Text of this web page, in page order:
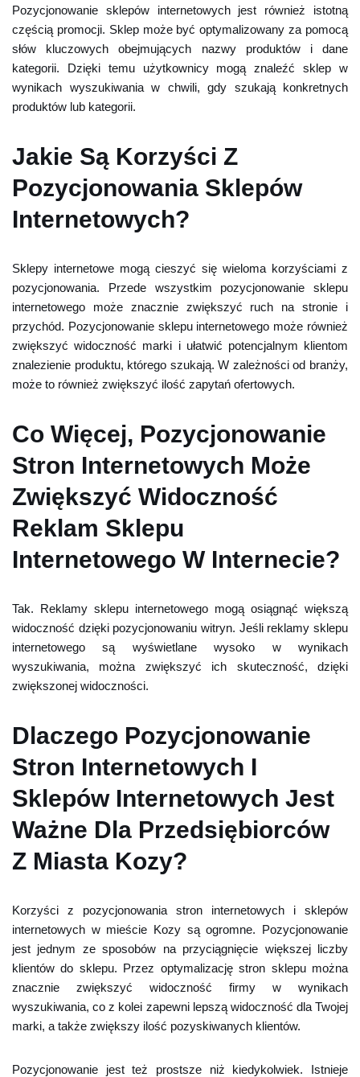
Pozycjonowanie sklepów internetowych jest również istotną
częścią promocji. Sklep może być optymalizowany za pomocą
słów kluczowych obejmujących nazwy produktów i dane
kategorii. Dzięki temu użytkownicy mogą znaleźć sklep w
wynikach wyszukiwania w chwili, gdy szukają konkretnych
produktów lub kategorii.
Jakie Są Korzyści Z
Pozycjonowania Sklepów
Internetowych?
Sklepy internetowe mogą cieszyć się wieloma korzyściami z
pozycjonowania. Przede wszystkim pozycjonowanie sklepu
internetowego może znacznie zwiększyć ruch na stronie i
przychód. Pozycjonowanie sklepu internetowego może również
zwiększyć widoczność marki i ułatwić potencjalnym klientom
znalezienie produktu, którego szukają. W zależności od branży,
może to również zwiększyć ilość zapytań ofertowych.
Co Więcej, Pozycjonowanie
Stron Internetowych Może
Zwiększyć Widoczność
Reklam Sklepu
Internetowego W Internecie?
Tak. Reklamy sklepu internetowego mogą osiągnąć większą
widoczność dzięki pozycjonowaniu witryn. Jeśli reklamy sklepu
internetowego są wyświetlane wysoko w wynikach
wyszukiwania, można zwiększyć ich skuteczność, dzięki
zwiększonej widoczności.
Dlaczego Pozycjonowanie
Stron Internetowych I
Sklepów Internetowych Jest
Ważne Dla Przedsiębiorców
Z Miasta Kozy?
Korzyści z pozycjonowania stron internetowych i sklepów
internetowych w mieście Kozy są ogromne. Pozycjonowanie
jest jednym ze sposobów na przyciągnięcie większej liczby
klientów do sklepu. Przez optymalizację stron sklepu można
znacznie zwiększyć widoczność firmy w wynikach
wyszukiwania, co z kolei zapewni lepszą widoczność dla Twojej
marki, a także zwiększy ilość pozyskiwanych klientów.
Pozycjonowanie jest też prostsze niż kiedykolwiek. Istnieje